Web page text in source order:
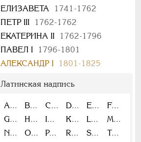
ЕЛИЗАВЕТА
1741-1762
ПЕТР III
1762-1762
ЕКАТЕРИНА II
1762-1796
ПАВЕЛ I
1796-1801
АЛЕКСАНДР I
1801-1825
Латинская надпись
A B C D E
F
G
H I K L
M
N
O P R S
T